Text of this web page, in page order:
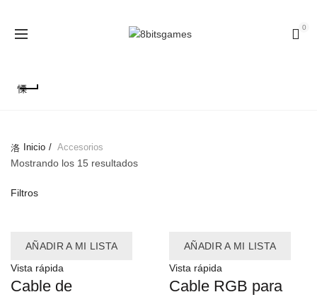
0
Inicio Accesorios
Mostrando los 15 resultados
Filtros
AÑADIR A MI LISTA
Vista rápida
Cable de
AÑADIR A MI LISTA
Vista rápida
Cable RGB para